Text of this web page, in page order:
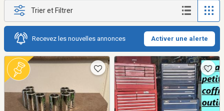
Trier et Filtrer
Recevez les nouvelles annonces Activer une alerte